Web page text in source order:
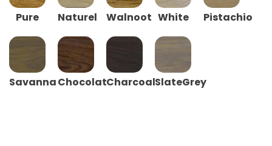
Pure Naturel Walnoot White Pistachio
SavannaChocolatCharcoalSlateGrey